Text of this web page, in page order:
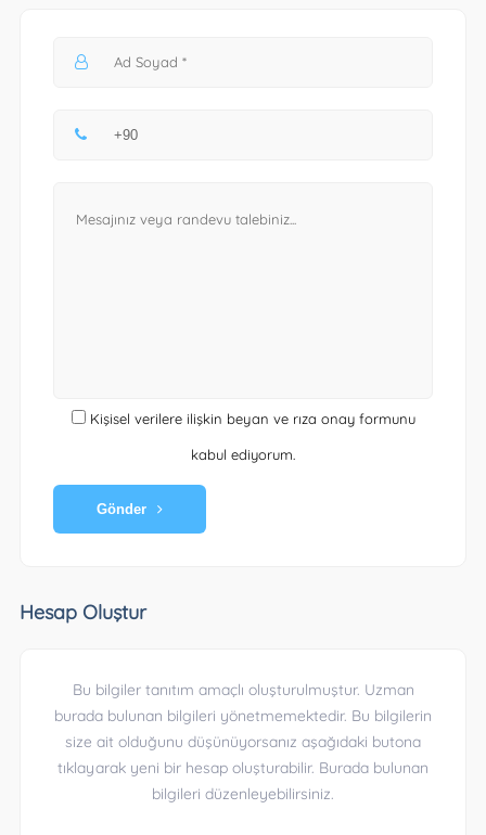
Kişisel verilere ilişkin beyan ve rıza onay formunu
kabul ediyorum.
Gönder
Hesap Oluştur
Bu bilgiler tanıtım amaçlı oluşturulmuştur. Uzman
burada bulunan bilgileri yönetmemektedir. Bu bilgilerin
size ait olduğunu düşünüyorsanız aşağıdaki butona
tıklayarak yeni bir hesap oluşturabilir. Burada bulunan
bilgileri düzenleyebilirsiniz.